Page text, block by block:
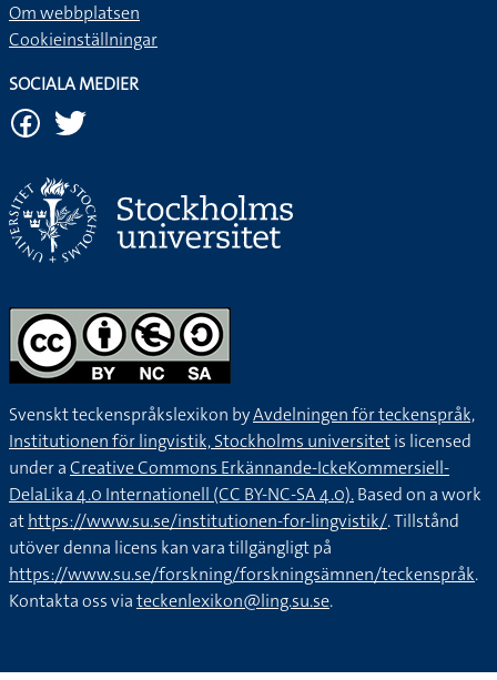
Om webbplatsen
Cookieinställningar
SOCIALA MEDIER
Svenskt teckenspråkslexikon byAvdelningen för teckenspråk,
Institutionen för lingvistik, Stockholms universitetis licensed
under aCreative Commons Erkännande-IckeKommersiell-
DelaLika 4.0 Internationell (CC BY-NC-SA 4.0).Based on a work
athttps://www.su.se/institutionen-for-lingvistik/. Tillstånd
utöver denna licens kan vara tillgängligt på
https://www.su.se/forskning/forskningsämnen/teckenspråk.
Kontakta oss viateckenlexikon@ling.su.se.